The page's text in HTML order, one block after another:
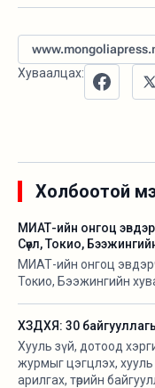
Хуваалцах:
Холбоотой
МИАТ-ийн онгоц
Сөүл, Токио,
МИАТ-ийн онгоц
Токио, Бээжингийн
ХЗДХЯ: 30
Хууль зүй, дотоод
журмыг цэгцлэх,
арилгах, төрийн